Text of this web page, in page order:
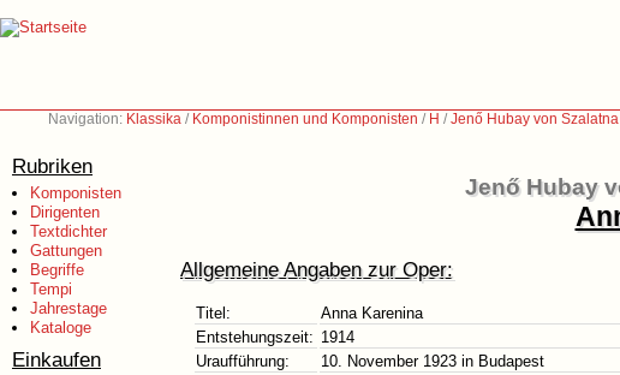
Navigation: Klassika / Komponistinnen und Komponisten / H /Jenő Hubay von
Rubriken
Komponisten
Dirigenten
Textdichter
Gattungen
Begriffe
Tempi
Jahrestage
Kataloge
Einkaufen
Jenő Hubay
Allgemeine Angaben zur Oper:
Titel:
Anna Karenina
Entstehungszeit: 1914
Uraufführung:
10. November 1923 in Budapest